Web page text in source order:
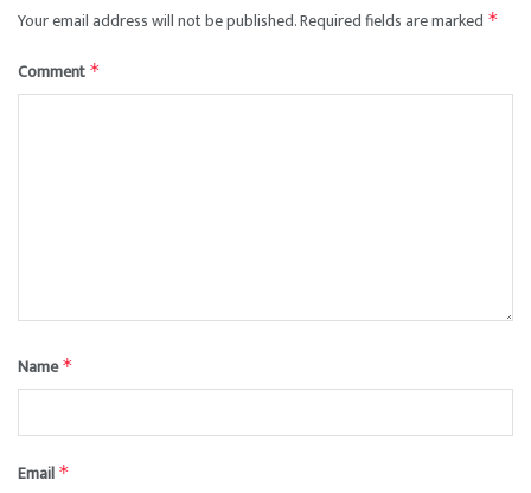
Your email address will not be published.Required fields are marked *
Comment *
Name*
Email *